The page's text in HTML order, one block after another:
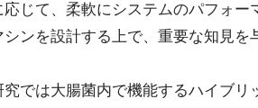
じて、柔軟にシステムのパフォ
ンを設計する上で、重要な知見を
究では大腸菌内で機能するハイブ